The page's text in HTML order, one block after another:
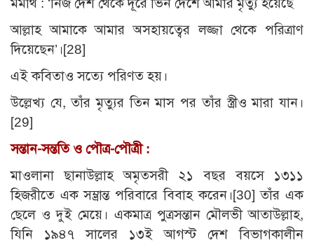
আল্লাহ আমাকে আমার অসহায়ত্বের লজ্জা থেকে পরিত্রাণ
দিয়েছেন’।[28]
এই কবিতাও সত্যে পরিণত হয়।
উল্লেখ্য যে, তাঁর মৃত্যুর তিন মাস পর তাঁর স্ত্রীও মারা যান।
[29]
সন্তান-সন্ততি ও পৌত্র-পৌত্রী :
মাওলানা ছানাউল্লাহ অমৃতসরী ২১ বছর বয়সে ১৩১১
হিজরীতে এক সম্ভ্রান্ত পরিবারে বিবাহ করেন।[30] তাঁর এক
ছেলে ও দুই মেয়ে। একমাত্র পুত্রসন্তান মৌলভী আতাউল্লাহ,
যিনি ১৯৪৭ সালের ১৩ই আগস্ট দেশ বিভাগকালীন